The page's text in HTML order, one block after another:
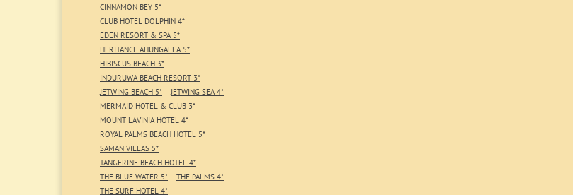
CINNAMON BEY 5*
CLUB HOTEL DOLPHIN 4*
EDEN RESORT & SPA 5*
HERITANCE AHUNGALLA 5*
HIBISCUS BEACH 3*
INDURUWA BEACH RESORT 3*
JETWING BEACH 5*
JETWING SEA 4*
MERMAID HOTEL & CLUB 3*
MOUNT LAVINIA HOTEL 4*
ROYAL PALMS BEACH HOTEL 5*
SAMAN VILLAS 5*
TANGERINE BEACH HOTEL 4*
THE BLUE WATER 5*
THE PALMS 4*
THE SURF HOTEL 4*